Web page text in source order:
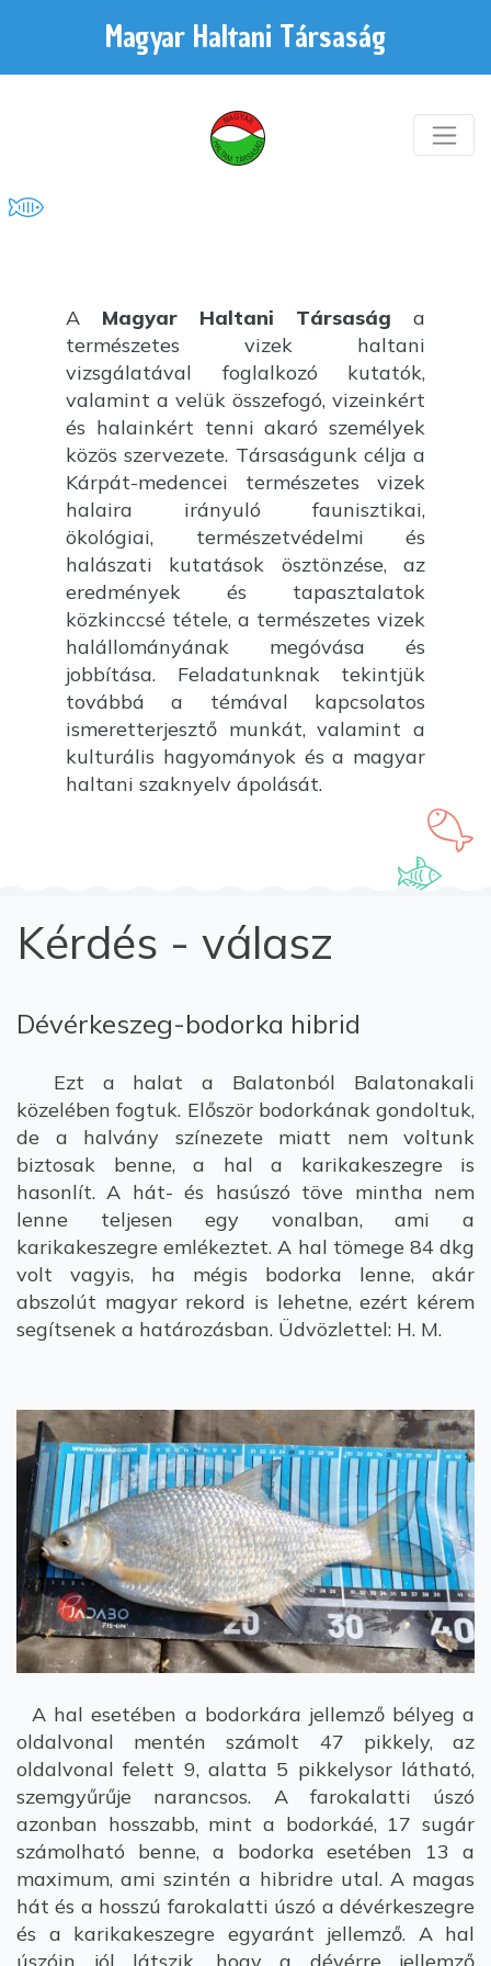
Magyar Haltani Társaság
A Magyar Haltani Társaság a
természetes vizek haltani
vizsgálatával foglalkozó kutatók,
valamint a velük összefogó, vizeinkért
és halainkért tenni akaró személyek
közös szervezete. Társaságunk célja a
Kárpát-medencei természetes vizek
halaira irányuló faunisztikai,
ökológiai, természetvédelmi és
halászati kutatások ösztönzése, az
eredmények és tapasztalatok
közkinccsé tétele, a természetes vizek
halállományának megóvása és
jobbítása. Feladatunknak tekintjük
továbbá a témával kapcsolatos
ismeretterjesztő munkát, valamint a
kulturális hagyományok és a magyar
haltani szaknyelv ápolását.
Kérdés - válasz
Dévérkeszeg-bodorka hibrid
Ezt a halat a Balatonból Balatonakali
közelében fogtuk. Először bodorkának gondoltuk,
de a halvány színezete miatt nem voltunk
biztosak benne, a hal a karikakeszegre is
hasonlít. A hát- és hasúszó töve mintha nem
lenne teljesen egy vonalban, ami a
karikakeszegre emlékeztet. A hal tömege 84 dkg
volt vagyis, ha mégis bodorka lenne, akár
abszolút magyar rekord is lehetne, ezért kérem
segítsenek a határozásban. Üdvözlettel: H. M.
A hal esetében a bodorkára jellemző bélyeg a
oldalvonal mentén számolt 47 pikkely, az
oldalvonal felett 9, alatta 5 pikkelysor látható,
szemgyűrűje narancsos. A farokalatti úszó
azonban hosszabb, mint a bodorkáé, 17 sugár
számolható benne, a bodorka esetében 13 a
maximum, ami szintén a hibridre utal. A magas
hát és a hosszú farokalatti úszó a dévérkeszegre
és a karikakeszegre egyaránt jellemző. A hal